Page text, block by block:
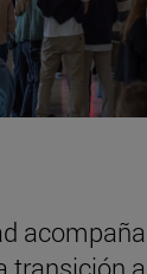
transición